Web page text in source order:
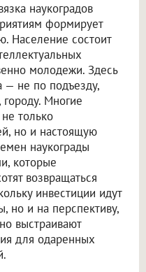
наукоградов
формирует
Население состоит
молодежи. Здесь
— не по подъезду,
городу. Многие
только
но и настоящую
наукограды
которые
возвращаться
инвестиции идут
но и на перспективу,
выстраивают
для одаренных